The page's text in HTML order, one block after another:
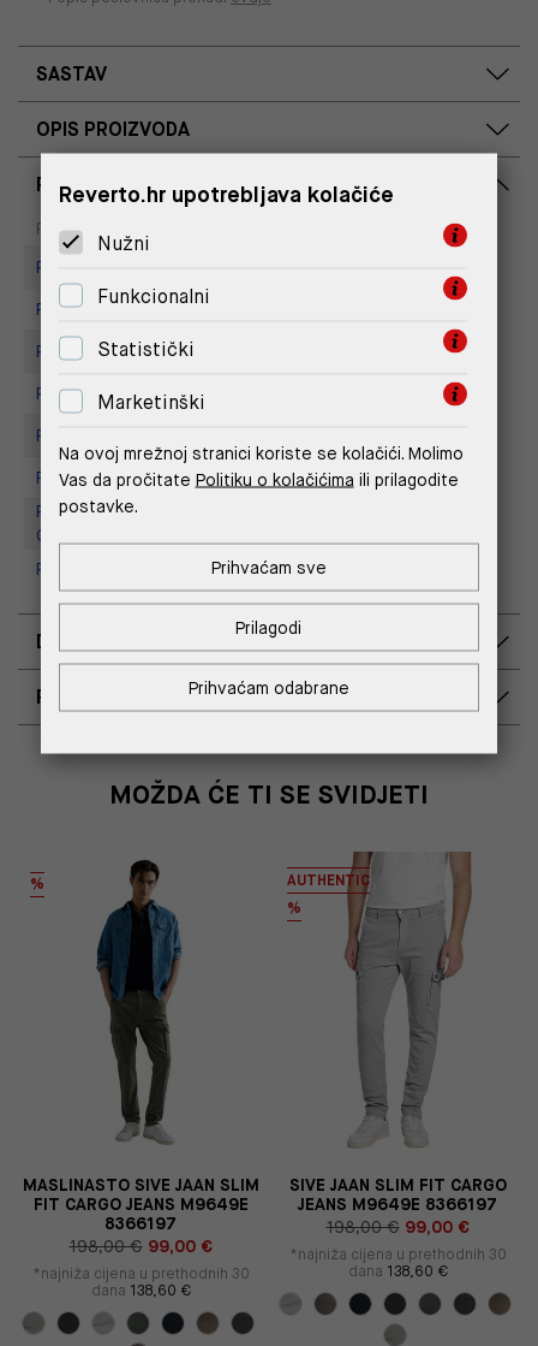
SASTAV
OPIS PROIZVODA
RASPOLOŽIVOST PO POSLOVNICAMA
Poslovnica
Na upit
Replay Store, Joker Centar
Replay Store, Supernova Zadar
Replay store, Arena centar
Replay Store, City Center One
Replay Store, Mall of Split
Replay store, Tower Centar
Replay Outlet Store, Designer
Outlet Croatia
Replay Outlet Store, Split
DOSTAVA
POVRAT I ZAMJENA
MOŽDA ĆE TI SE SVIDJETI
%
MASLINASTO SIVE JAAN SLIM
FIT CARGO JEANS M9649E
8366197
198,00 € 99,00 €
*najniža cijena u prethodnih 30
dana 138,60 €
AUTHENTIC
%
SIVE JAAN SLIM FIT CARGO
JEANS M9649E 8366197
198,00 € 99,00 €
*najniža cijena u prethodnih 30
dana 138,60 €
Reverto.hr upotrebljava kolačiće
Nužni
Funkcionalni
Statistički
Marketinški
Na ovoj mrežnoj stranici koriste se kolačići. Molimo
Vas da pročitate Politiku o kolačićima ili prilagodite
postavke.
Prihvaćam odabrane
Prilagodi
Prihvaćam sve